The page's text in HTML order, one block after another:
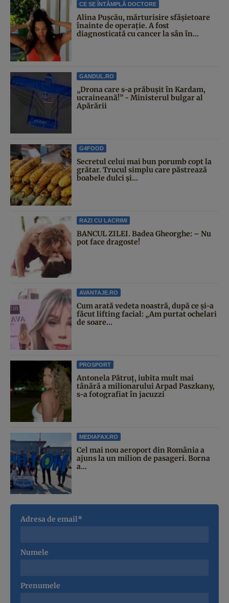
CE SE ÎNTÂMPLĂ DOCTORE
Alina Pușcău, mărturisire sfâșietoare
înainte de operație. A fost
diagnosticată cu cancer la sân în...
GANDUL.RO
„Drona care s-a prăbușit în Kardam,
ucraineană!” - Ministerul bulgar al
Apărării
G4FOOD
Secretul celui mai bun porumb copt la
grătar. Trucul simplu care păstrează
boabele dulci și...
RAZI CU LACRIMI
BANCUL ZILEI. Badea Gheorghe: – Nu
pot face dragoste!
AVANTAJE.RO
Cum arată vedeta noastră, după ce și-a
făcut lifting facial: „Am purtat ochelari
de soare...
PROSPORT
Antonela Pătruț, iubita mult mai
tânără a milionarului Arpad Paszkany,
s-a fotografiat în jacuzzi
MEDIAFAX.RO
Cel mai nou aeroport din România a
ajuns la un milion de pasageri. Borna
a...
Adresa de email*
Numele
Prenumele